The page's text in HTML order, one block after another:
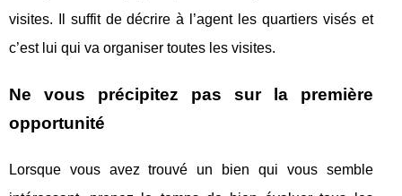
visites. Il suffit de décrire à l’agent les quartiers visés et
c’est lui qui va organiser toutes les visites.
Ne vous précipitez pas sur la première
opportunité
Lorsque vous avez trouvé un bien qui vous semble